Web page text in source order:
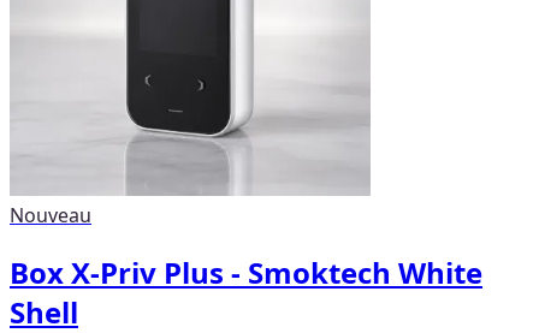
Nouveau
Box X-Priv Plus - Smoktech White
Shell